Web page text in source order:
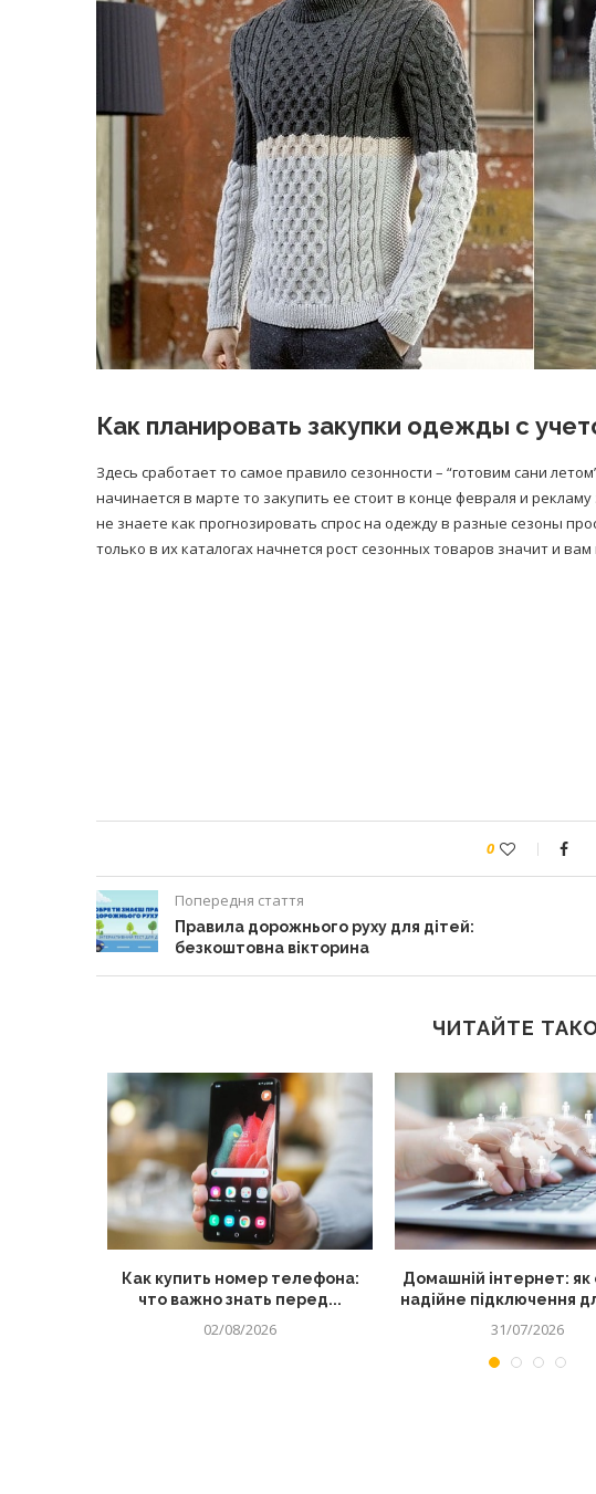
Как планировать закупки одежды с
Здесь сработает то самое правило сезонности – “готовим сани
начинается в марте то закупить ее стоит в конце февраля и
не знаете как прогнозировать спрос на одежду в разные сезоны
только в их каталогах начнется рост сезонных товаров значит и
0
Попередня стаття
Правила дорожнього руху для дітей:
безкоштовна вікторина
ЧИТАЙТЕ
Как купить номер телефона:
что важно знать перед...
02/08/2026
Домашній інтернет: як
надійне підключення
31/07/2026